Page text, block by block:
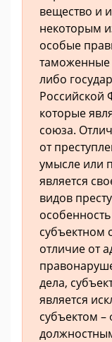
вещество и
некоторым
особые
таможенные
либо
Российской
которые
союза.
от
умысле или
является
видов
субъектном
отличие от
дела,
является
субъектом